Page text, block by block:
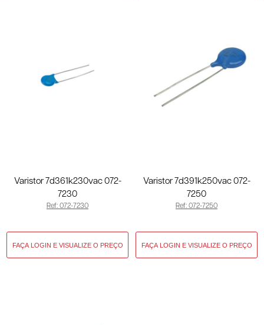
Varistor 7d361k230vac 072-
7230
Ref: 072-7230
Varistor 7d391k250vac 072-
7250
Ref: 072-7250